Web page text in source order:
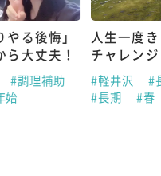
やる後悔」
大丈夫！
#調理補助
始
人生一度
チャレン
#軽井沢
#
#長期
#春